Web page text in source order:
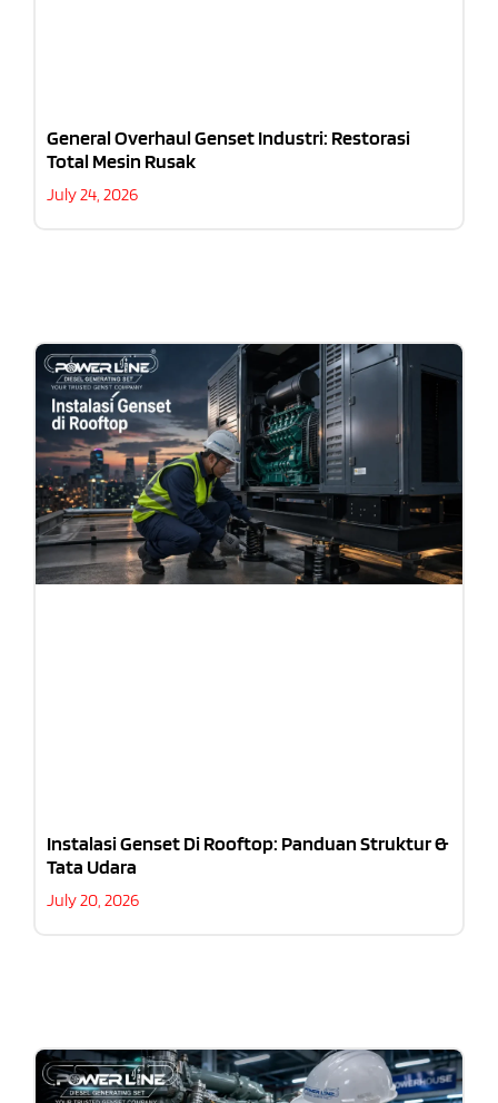
General Overhaul Genset Industri: Restorasi
Total Mesin Rusak
July 24, 2026
Instalasi Genset Di Rooftop: Panduan Struktur &
Tata Udara
July 20, 2026